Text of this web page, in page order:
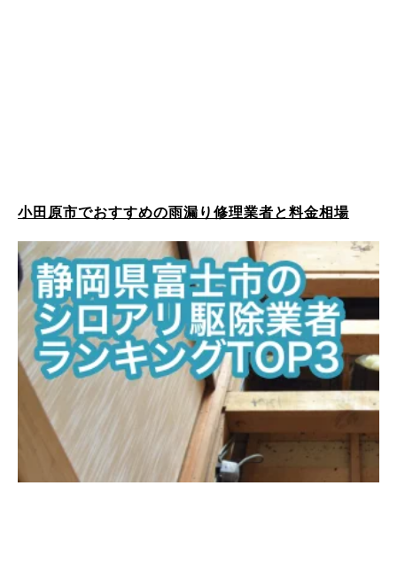
小田原市でおすすめの雨漏り修理業者と料金相場